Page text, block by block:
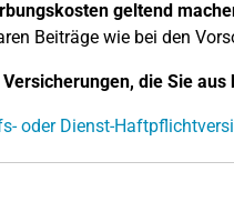
geltend
Beiträge wie bei den
Versicherungen, die Sie
oder Dienst-